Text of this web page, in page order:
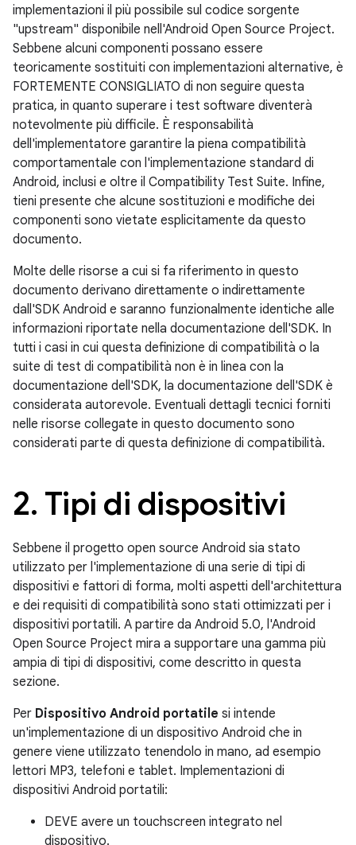
implementazioni il più possibile sul codice sorgente
"upstream" disponibile nell'Android Open Source Project.
Sebbene alcuni componenti possano essere
teoricamente sostituiti con implementazioni alternative, è
FORTEMENTE CONSIGLIATO di non seguire questa
pratica, in quanto superare i test software diventerà
notevolmente più difficile. È responsabilità
dell'implementatore garantire la piena compatibilità
comportamentale con l'implementazione standard di
Android, inclusi e oltre il Compatibility Test Suite. Infine,
tieni presente che alcune sostituzioni e modifiche dei
componenti sono vietate esplicitamente da questo
documento.
Molte delle risorse a cui si fa riferimento in questo
documento derivano direttamente o indirettamente
dall'SDK Android e saranno funzionalmente identiche alle
informazioni riportate nella documentazione dell'SDK. In
tutti i casi in cui questa definizione di compatibilità o la
suite di test di compatibilità non è in linea con la
documentazione dell'SDK, la documentazione dell'SDK è
considerata autorevole. Eventuali dettagli tecnici forniti
nelle risorse collegate in questo documento sono
considerati parte di questa definizione di compatibilità.
2. Tipi di dispositivi
Sebbene il progetto open source Android sia stato
utilizzato per l'implementazione di una serie di tipi di
dispositivi e fattori di forma, molti aspetti dell'architettura
e dei requisiti di compatibilità sono stati ottimizzati per i
dispositivi portatili. A partire da Android 5.0, l'Android
Open Source Project mira a supportare una gamma più
ampia di tipi di dispositivi, come descritto in questa
sezione.
Per Dispositivo Android portatile si intende
un'implementazione di un dispositivo Android che in
genere viene utilizzato tenendolo in mano, ad esempio
lettori MP3, telefoni e tablet. Implementazioni di
dispositivi Android portatili:
DEVE avere un touchscreen integrato nel
dispositivo.